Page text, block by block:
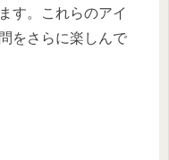
す。これらのアイ
をさらに楽しんで